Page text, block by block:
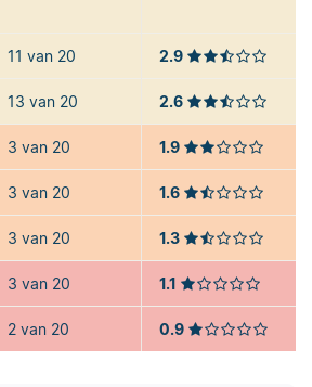
11 van 20 2.9
13 van 20 2.6
3 van 20 1.9
3 van 20 1.6
3 van 20 1.3
3 van 20 1.1
2 van 20 0.9